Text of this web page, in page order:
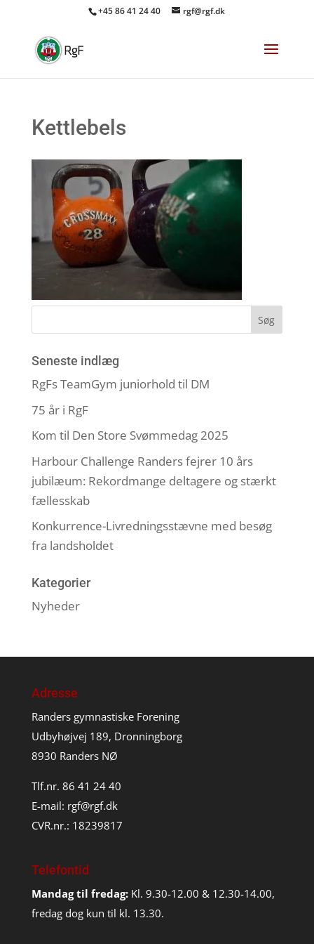
+45 86 41 24 40 rgf@rgf.dk
Kettlebels
Seneste indlæg
RgFs TeamGym juniorhold til DM
75 år i RgF
Kom til Den Store Svømmedag 2025
Harbour Challenge Randers fejrer 10 års
jubilæum: Rekordmange deltagere og stærkt
fællesskab
Konkurrence-Livredningsstævne med besøg
fra landsholdet
Kategorier
Nyheder
Adresse
Randers gymnastiske Forening
Udbyhøjvej 189, Dronningborg
8930 Randers NØ
Tlf.nr. 86 41 24 40
E-mail: rgf@rgf.dk
CVR.nr.: 18239817
Telefontid
Mandag til fredag: Kl. 9.30-12.00 & 12.30-14.00,
fredag dog kun til kl. 13.30.